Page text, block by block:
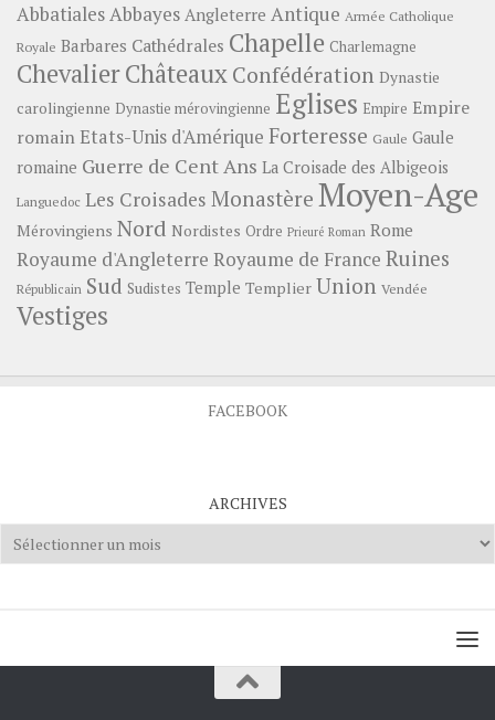
AbbatialesAbbayes Angleterre Antique Armée Catholique
Royale Barbares Cathédrales Chapelle Charlemagne
ChevalierChâteauxConfédération Dynastie
carolingienne Dynastie mérovingienne Eglises Empire Empire
romainEtats-Unis d'Amérique Forteresse Gaule Gaule
romaine Guerre de Cent Ans La Croisade des Albigeois
Languedoc Les Croisades Monastère Moyen-Age
Mérovingiens Nord Nordistes Ordre Prieuré Roman Rome
Royaume d'Angleterre Royaume de France Ruines
Républicain Sud Sudistes Temple Templier Union Vendée
Vestiges
FACEBOOK
ARCHIVES
Archives